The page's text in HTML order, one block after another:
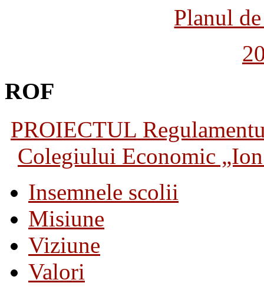
Planul
ROF
PROIECTUL
Colegiului Economic
Insemnele scolii
Misiune
Viziune
Valori